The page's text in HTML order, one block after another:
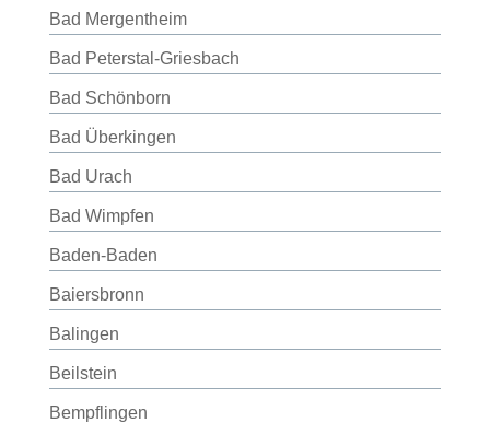
Bad Mergentheim
Bad Peterstal-Griesbach
Bad Schönborn
Bad Überkingen
Bad Urach
Bad Wimpfen
Baden-Baden
Baiersbronn
Balingen
Beilstein
Bempflingen